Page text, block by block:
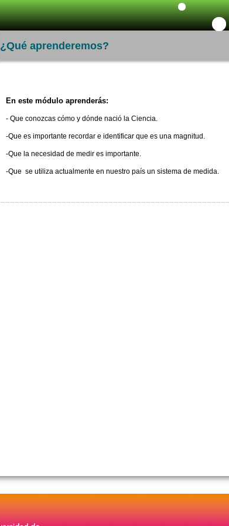
¿Qué aprenderemos?
En este módulo aprenderás:
- Que conozcas cómo y dónde nació la Ciencia.
-Que es importante recordar e identificar que es una magnitud.
-Que la necesidad de medir es importante.
-Que se utiliza actualmente en nuestro país un sistema de medida.